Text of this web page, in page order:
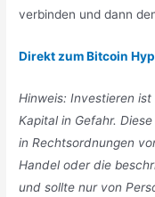
verbinden und dann
Direkt zum Bitcoin
Hinweis: Investieren
Kapital in Gefahr.
in Rechtsordnungen
Handel oder die
und sollte nur von